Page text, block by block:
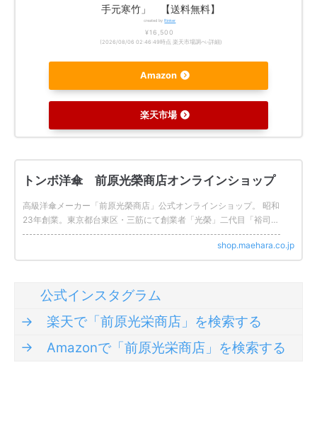
手元寒竹」 【送料無料】
created by Rinker
¥16,500
(2026/08/06 02:46:49時点 楽天市場調べ-詳細)
Amazon
楽天市場
トンボ洋傘 前原光榮商店オンラインショップ
高級洋傘メーカー「前原光榮商店」公式オンラインショップ。 昭和
23年創業。東京都台東区・三筋にて創業者「光榮」二代目「裕司」
現三代目「慎史」が作り出す伝統の洋傘。取扱商品、傘のお手入
れ、手元図鑑「前原光榮商店オンラインショップ」のご案内。
shop.maehara.co.jp
公式インスタグラム
→ 楽天で「前原光栄商店」を検索する
→ Amazonで「前原光栄商店」を検索する